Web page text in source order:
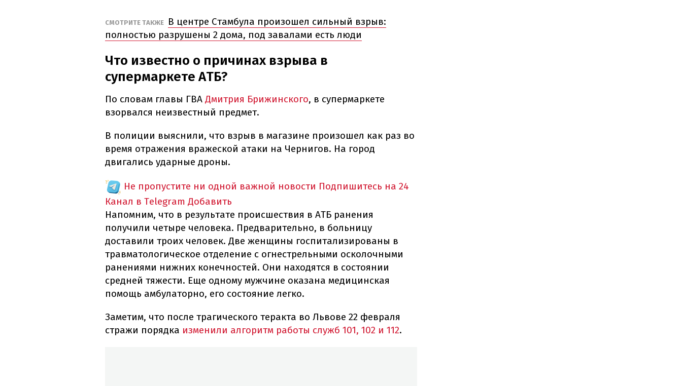
СМОТРИТЕ ТАКЖЕ
В центре Стамбула произошел сильный взрыв:
полностью разрушены 2 дома, под завалами есть люди
Что известно о причинах взрыва в
супермаркете АТБ?
По словам главы ГВА Дмитрия Брижинского, в супермаркете
взорвался неизвестный предмет.
В полиции выяснили, что взрыв в магазине произошел как раз во
время отражения вражеской атаки на Чернигов. На город
двигались ударные дроны.
Не пропустите ни одной важной новости Подпишитесь на 24
Канал в Telegram Добавить
Напомним, что в результате происшествия в АТБ ранения
получили четыре человека. Предварительно, в больницу
доставили троих человек. Две женщины госпитализированы в
травматологическое отделение с огнестрельными осколочными
ранениями нижних конечностей. Они находятся в состоянии
средней тяжести. Еще одному мужчине оказана медицинская
помощь амбулаторно, его состояние легко.
Заметим, что после трагического теракта во Львове 22 февраля
стражи порядка изменили алгоритм работы служб 101, 102 и 112.